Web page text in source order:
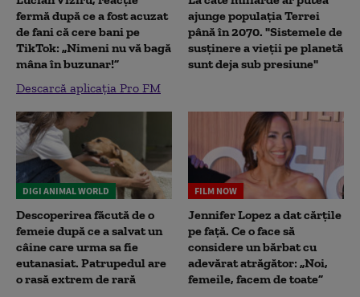
fermă după ce a fost acuzat
de fani că cere bani pe
TikTok: „Nimeni nu vă bagă
mâna în buzunar!”
Descarcă aplicația Pro FM
ajunge populația Terrei
până în 2070. "Sistemele de
susținere a vieții pe planetă
sunt deja sub presiune"
DIGI ANIMAL WORLD
Descoperirea făcută de o
femeie după ce a salvat un
câine care urma sa fie
eutanasiat. Patrupedul are
o rasă extrem de rară
FILM NOW
Jennifer Lopez a dat cărțile
pe față. Ce o face să
considere un bărbat cu
adevărat atrăgător: „Noi,
femeile, facem de toate”